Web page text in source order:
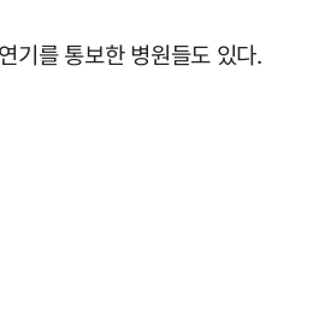
기를 통보한 병원들도 있다.